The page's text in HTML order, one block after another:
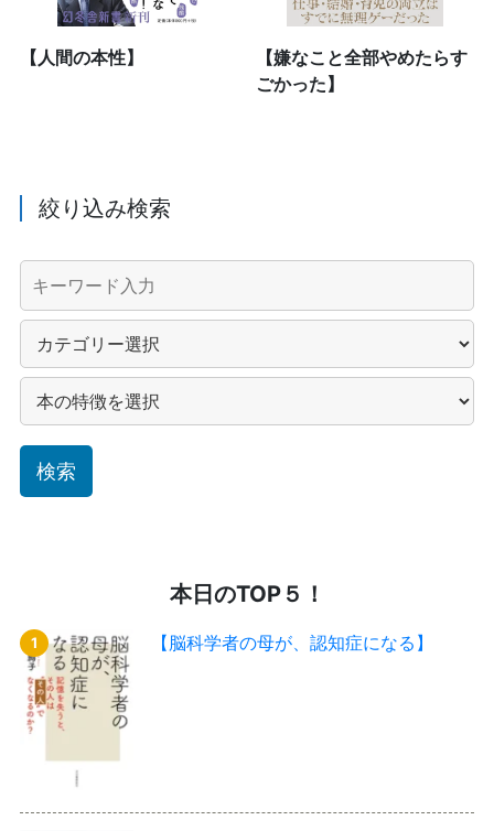
【人間の本性】
【嫌なこと全部やめたらす
ごかった】
絞り込み検索
本日のTOP５！
【脳科学者の母が、認知症になる】